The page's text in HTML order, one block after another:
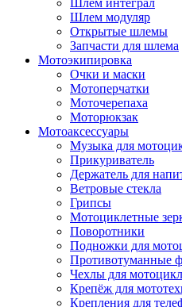
Шлем интеграл
Шлем модуляр
Открытые шлемы
Запчасти для шлема
Мотоэкипировка
Очки и маски
Мотоперчатки
Моточерепаха
Моторюкзак
Мотоаксессуары
Музыка для
Прикуриватель
Держатель для
Ветровые стекла
Грипсы
Мотоциклетные
Поворотники
Подножки для
Противотуманные
Чехлы для
Крепёж для
Крепления для